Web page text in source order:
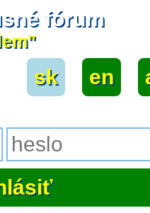
fórum
sk en